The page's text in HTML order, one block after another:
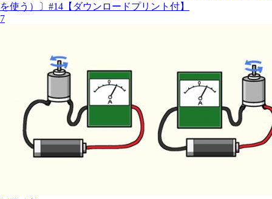
を使う）〕#14【ダウンロードプリント付】
7